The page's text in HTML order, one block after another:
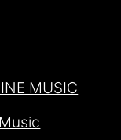
MUSIC